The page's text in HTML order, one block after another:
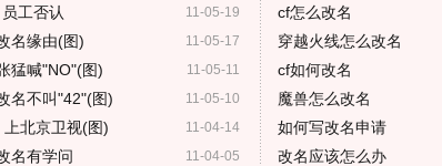
11-05-19
工否认
11-05-17
名缘由(图)
11-05-11
猛喊"NO"(图)
11-05-10
名不叫"42"(图)
11-04-14
上北京卫视(图)
11-04-05
名有学问
cf怎么改名
穿越火线怎么改名
cf如何改名
魔兽怎么改名
如何写改名申请
改名应该怎么办